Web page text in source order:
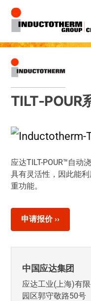
内
TILT-POUR
应达TILT-POUR™自动
具有灵活性，因此能
重功能。
申请报价 ››
中国应达集团
应达工业(上海)有
园区郭守敬路50号